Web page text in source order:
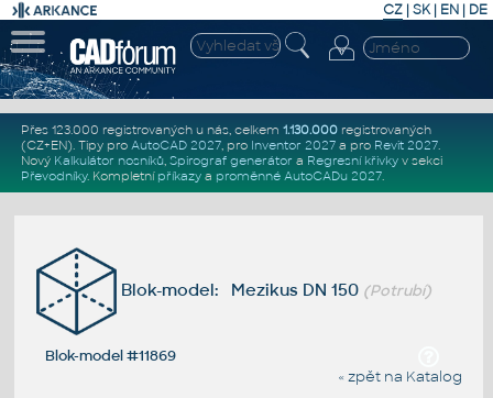
CZ | SK| EN | DE
Přes 123.000 registrovaných u nás, celkem 1.130.000registrovaných
(CZ+EN). Tipy pro AutoCAD 2027, pro Inventor 2027a pro Revit 2027.
Nový Kalkulátor nosníků, Spirograf generátor a Regresní křivkyv sekci
Převodníky. Kompletní příkazya proměnné AutoCADu 2027.
Blok-model: Mezikus DN 150 (Potrubí)
Blok-model #11869
« zpět na Katalog